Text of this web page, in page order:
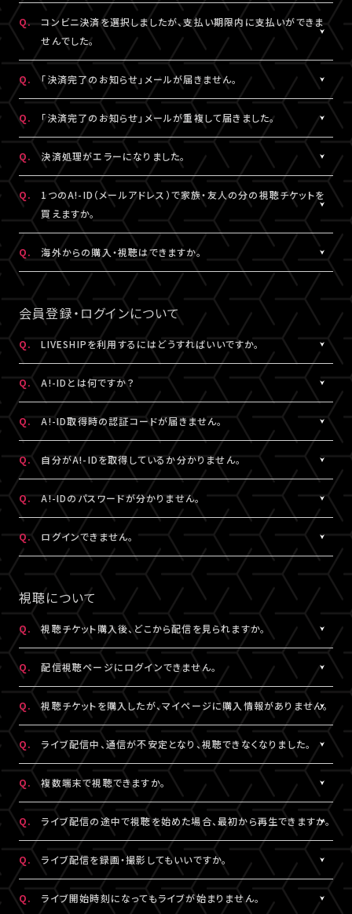
支払番号は、「マイページ」内「チケット購入情報」にも記載されて
おりますので、メールが未着の場合は上記をご確認のうえ、期限内
にお手続きください。
「マイページ」に記載がない場合や、支払期限を超過した場合は、
再度、チケット販売ページより、お手続きをお願いいたします。
「支払い方法・コンビニの変更」から、「コンビニ決済をキャンセル」
を押してください。
コンビニ決済のキャンセル後、再度「マイページ」内「チケット購入
情報」にアクセスいただくと、「新たに手続きする」というボタンが
表示されます。
こちらより、改めてお手続きください。
※コンビニ決済のキャンセルには、15分ほどお時間がかかります。
※「決済取消中」のアイコンが表示されている間はお手続きができ
ません。
A.
コンビニ決済未入金の場合は、支払い方法をクレジットカード決済
に変更していただけます。
「マイページ」内「チケット購入情報」より、支払方法を変更したいチ
ケットを選択。
「支払い方法・コンビニの変更」から、「コンビニ決済をキャンセル」
を押してください。
コンビニ決済のキャンセル後、再度「マイページ」内「チケット購入
情報」にアクセスいただくと、「新たに手続きする」というボタンが
表示されます。
こちらより、クレジットカード決済を選択のうえ、改めてお手続きく
ださい。
※コンビニ決済のキャンセルには、15分ほどお時間がかかります。
※「決済取消中」のアイコンが表示されている間はお手続きができ
ません。
※コンビニにてご入金済みの場合は、変更できません。
Q.
コンビニ決済を選択しましたが、支払い期限内に支払いができま
せんでした。
支払い期限を過ぎてしまった場合は、再度、チケット販売ページか
らご購入手続きをお願いします。
Q. 「決済完了のお知らせ」メールが届きません。
A.
「決済完了のお知らせ」メールは、チケットご購入時にLIVESHIPに
ご登録いただいたA!-ID（メールアドレス）宛に
【@liveship.tokyo】ドメインから配信しております。
“迷惑メール”として自動振り分け・受信拒否されていないかご確
認ください。
「決済完了のお知らせ」メールが届かない場合は、「マイページ」内
「チケット購入情報」にてご確認ください。
チケットご購入済みの場合は、「決済完了のお知らせ」メールが届
いていなくても、ライブ配信・アーカイブ配信は問題なくご視聴いた
だけます。
「チケット購入情報」に、チケットが表示されていない場合は、ご購
入いただけていない状態です。
改めてチケット販売ページより購入手続きをお願いいたします。
Q. 「決済完了のお知らせ」メールが重複して届きました。
A.
「決済完了のお知らせ」メールが2通以上届いた場合、誤ってチケッ
トを重複してご購入されている可能性がございます。
詳細を記載のうえ、こちら よりご連絡ください。
Q. 決済処理がエラーになりました。
A.
▼コンビニ決済にて、よくあるエラー
「髙」・「﨑」のような環境依存文字をお名前にご使用された場合、
コンビニシステム側の仕様により、受付できないエラーが発生する
ことがあります。環境依存文字でご登録の場合は、マイページ「基
本情報」内「会員情報」より常用漢字などにご変更いただくか、クレ
ジットカード決済をご利用ください。
▼クレジットカード決済にて、よくあるエラー
クレジットカード番号やセキュリティコードなどの誤入力、有効期
限外、限度額超過などによるエラーの可能性がございます。今一度
ご確認のうえ、お手続きください。
上記に当てはまらないエラーの場合は、お手数ですが、エラー時の
状態など詳細を記載のうえ、 こちらよりお問い合わせください。
Q.
1つのA!-ID（メールアドレス）で家族・友人の分の視聴チケットを
買えますか。
A.
1つのA!-ID（メールアドレス）からご購入いただける視聴チケット
は、ご本人様の1枚分だけになります。ご視聴される方がそれぞれ
のA!-ID（メールアドレス）にて、視聴チケットを購入していただく必
要がございます。
※A!-IDについては［Q:A!-IDとは何ですか？］をご参照ください。
Q. 海外からの購入・視聴はできますか。
A.
原則、視聴チケットのご購入は可能です。
ご視聴については、推奨環境を満たしているかをご確認ください。
推奨環境を満たしていない場合は、ご視聴いただけない可能性が
あります。
また、各国の通信環境によりご視聴いただけない場合もございま
す。
上記ご了承のうえ、ご自身の判断にてご購入ください。
会員登録・ログインについて
Q. LIVESHIPを利用するにはどうすればいいですか。
LIVESHIPを利用するには、A!-ID（メールアドレス）が必要です。
LIVESHIPにアクセスし、A!-ID（メールアドレス）にてログインのう
え、会員登録を行ってください。
※A!-IDについては ［Q:A!-IDとは何ですか？］ をご参照ください。
Q. A!-IDとは何ですか？
A!-IDとは、アーティストにまつわる様々なサービスをご利用いただ
ける共通の会員ID（無料）です。
・「A!SMART」でグッズを購入されたことがある場合は、その際に
登録されたメールアドレスがA!-IDとなります。
・A!-IDが必要なファンクラブ会員の場合、そちらで登録・連携され
たメールアドレスがA!-IDとなります。
・A!-ID（メールアドレス）をお持ちでない方は、LIVESHIP会員登録
の過程で取得していただけます。
・お持ちのメールアドレスのA!-ID取得有無は、
より確認する
ことができます。
その他、A!-IDに関する詳細はこちらにてご確認ください。
Q. A!-ID取得時の認証コードが届きません。
ご入力いただいたメールアドレス宛に【@liveship.tokyo】ドメイ
ンから、認証コードをお知らせするメールを配信しております。
“迷惑メール”として自動振り分け・受信拒否されていないかご確
認ください。
※認証コードは発行より10分間有効です。
※未着の場合、改めて新規取得からお手続きください。
※複数回発行された場合は、一番新しい認証コードをご利用くだ
さい。
Q. 自分がA!-IDを取得しているか分かりません。
お持ちのメールアドレスのA!-ID取得有無は、こちら
より確認するこ
とができます。
※すでに「A!SMART」をご利用の方はA!-IDの取得が完了していま
す。ご利用のA!-ID（メールアドレス）とパスワードでログインくださ
い。
※A!-IDが必要なファンクラブ会員の場合、そちらで登録・連携され
たメールアドレスがA!-IDとなります。
Q. A!-IDのパスワードが分かりません。
パスワードをお忘れの場合は、こちら
よりパスワード再設定を行え
ます。
Q. ログインできません。
LIVESHIPにご登録のA!-ID（メールアドレス）とパスワードをご入
力ください。
※パスワードをお忘れの場合は、
こちら
よりパスワード再設定を行
えます。
▼以下もあわせてご確認ください。
1.ご登録のA!-ID（メールアドレス）とは別のメールアドレスをご利
用になっていませんか？
2.推奨環境からお試しいただいていますか？
ご利用の環境が推奨環境でない場合、正常にページ遷移ができな
い可能性がございます。推奨環境はこちら
よりご確認ください。
スマートフォン、タブレットをご利用の場合、LINEやメール等のアプ
リ内ブラウジングではなく、指定のブラウザ（iPhone・iPadの場合
は「Safari」、Androidの場合は「Chrome」）で当サービスをご利
用ください。
3.全て半角英数で入力できていますか？
必ず半角数字でご入力ください。全角入力ではログインできませ
視聴について
Q. 視聴チケット購入後、どこから配信を見られますか。
A.
LIVESHIPにてチケットを購入の場合、配信視聴ページにログイン
のうえ、ご視聴いただけます。
配信視聴ページは、各公演のチケット販売ページ、「マイページ」
内「チケット購入情報」よりアクセスいただけます。
※「決済完了のお知らせ」メールでもご案内しております。
※アーカイブ配信がある場合、同じページからご視聴いただけま
す。
※コンビニ決済にてお申込みをされている場合、お支払い（ご入
金）完了後にご視聴いただけます。
Q. 配信視聴ページにログインできません。
A.
配信視聴ページにログインいただくには視聴チケットをご購入さ
れたA!-ID（メールアドレス）と、ご自身で設定したパスワードをご入
力ください。
※パスワードをお忘れの場合は、 こちらよりパスワード再設定を行
えます。
▼以下もあわせてご確認ください。
1.ご登録のA!-ID（メールアドレス）とは別のメールアドレスをご利
用になっていませんか？
2.推奨環境からお試しいただいていますか？
ご利用の環境が推奨環境でない場合、正常にページ遷移ができな
Q. 視聴チケットを購入したが、マイページに購入情報がありません。
A.
視聴チケットをご購入されたA!-ID（メールアドレス）と、異なるA!-
ID（メールアドレス）でログインされている可能性がございます。
画面右上からログアウトしていただき、@以降が異なるなど、ご利
用されているメールアドレスをご確認のうえ、改めてログインをお
試しください。
※「決済完了のお知らせ」メールをお受取りいただいているA!-
ID（メールアドレス）にてログインしてください。
Q. ライブ配信中、通信が不安定となり、視聴できなくなりました。
A.
本配信の視聴には高速・大容量のデータ通信が必要となります。
有線接続、もしくはWi-Fiのご利用を推奨いたします。お客様の視聴
環境に伴う閲覧の不具合に関しては、当サービスは一切の責任を
負いかねます。
Q. 複数端末で視聴できますか。
A.
チケット1枚につき1端末まで視聴可能となっております。
複数端末でのログインが検知された場合には、一方の端末がログ
アウトされます。
Q. ライブ配信の途中で視聴を始めた場合、最初から再生できますか。
A.
ライブ配信の途中からご利用の場合は、視聴開始された時点から
の再生となります。
Q. ライブ配信を録画・撮影してもいいですか。
A.
原則、カメラ・スマートフォンなどによる画面録画・撮影・録音は禁
止いたします。
Q. ライブ開始時刻になってもライブが始まりません。